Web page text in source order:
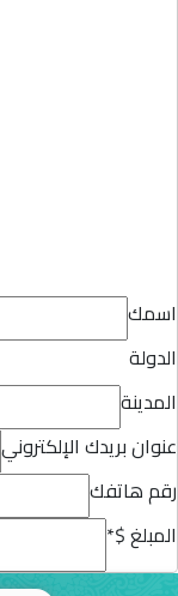
اسمك
الدولة
المدينة
عنوان بريدك الإلكتروني
رقم هاتفك
المبلغ $*